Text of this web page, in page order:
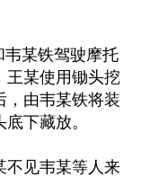
某铁驾驶摩托
王某使用锄头挖
，由韦某铁将装
下藏放。
不见韦某等人来